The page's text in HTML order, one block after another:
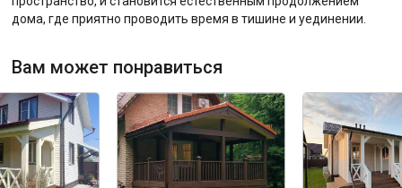
дома, где приятно проводить время в тишине и уединении.
Вам может понравиться